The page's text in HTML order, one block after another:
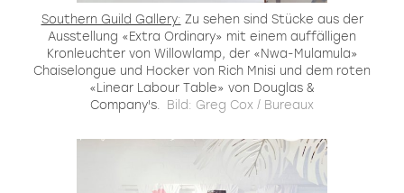
Southern Guild Gallery: Zu sehen sind Stücke aus der
Ausstellung «Extra Ordinary» mit einem auffälligen
Kronleuchter von Willowlamp, der «Nwa-Mulamula»
Chaiselongue und Hocker von Rich Mnisi und dem roten
«Linear Labour Table» von Douglas &
Company's.
Bild: Greg Cox / Bureaux